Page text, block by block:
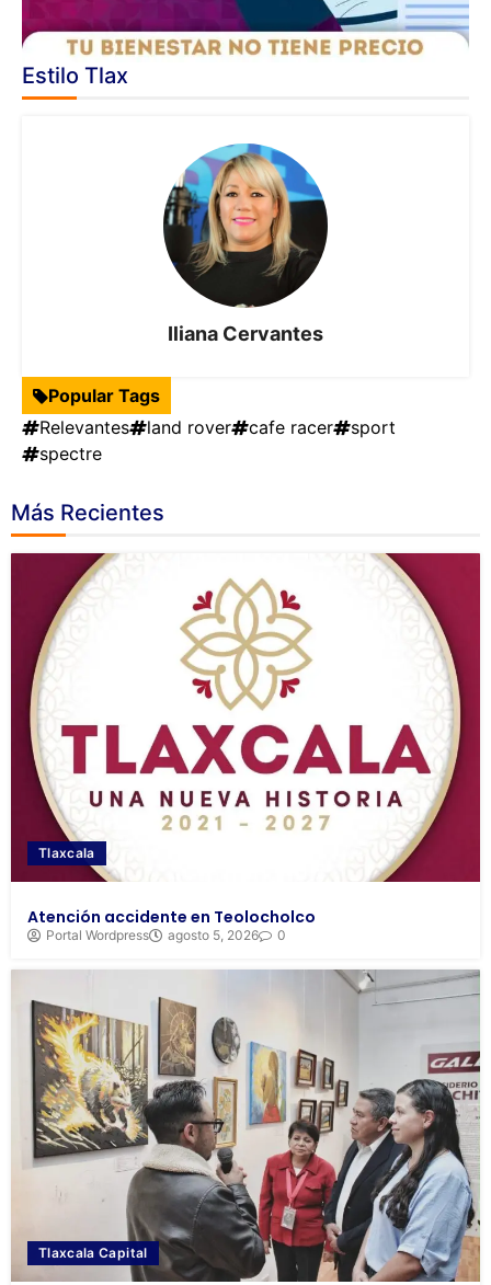
Estilo Tlax
Iliana Cervantes
Popular Tags
Relevantes
land rover cafe racer
sport
spectre
Más Recientes
Tlaxcala
Atención accidente en Teolocholco
Portal Wordpress agosto 5, 2026 0
Tlaxcala Capital